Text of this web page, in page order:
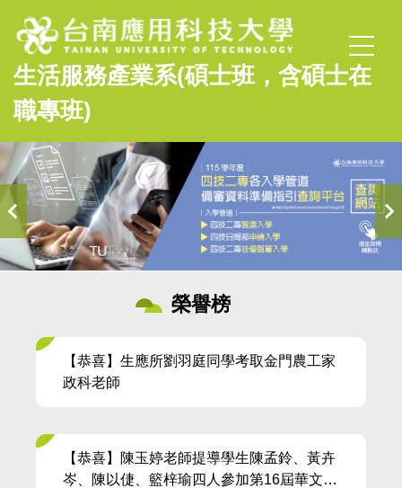
到
要
內
容
區
生活服務產業系(碩士班，含碩士在
職專班)
榮譽榜
【恭喜】生應所劉羽庭同學考取金門農工家
政科老師
【恭喜】陳玉婷老師提導學生陳孟鈴、黃卉
岑、陳以倢、籃梓瑜四人參加第16屆華文電